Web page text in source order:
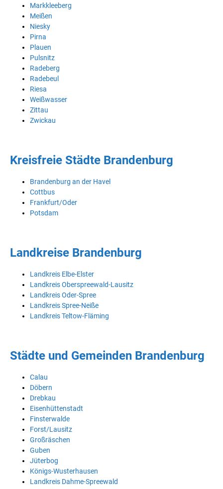
Markkleeberg
Meißen
Niesky
Pirna
Plauen
Pulsnitz
Radeberg
Radebeul
Riesa
Weißwasser
Zittau
Zwickau
Kreisfreie Städte Brandenburg
Brandenburg an der Havel
Cottbus
Frankfurt/Oder
Potsdam
Landkreise Brandenburg
Landkreis Elbe-Elster
Landkreis Oberspreewald-Lausitz
Landkreis Oder-Spree
Landkreis Spree-Neiße
Landkreis Teltow-Fläming
Städte und Gemeinden Brandenburg
Calau
Döbern
Drebkau
Eisenhüttenstadt
Finsterwalde
Forst/Lausitz
Großräschen
Guben
Jüterbog
Königs-Wusterhausen
Landkreis Dahme-Spreewald